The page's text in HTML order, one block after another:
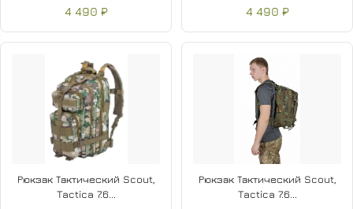
4 490 ₽ 4 490 ₽
Рюкзак Тактический Scout,
Tactica 7.6...
Рюкзак Тактический Scout,
Tactica 7.6...